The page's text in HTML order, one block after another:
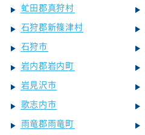
虻田郡真狩村
石狩郡新篠津村
石狩市
岩内郡岩内町
岩見沢市
歌志内市
雨竜郡雨竜町